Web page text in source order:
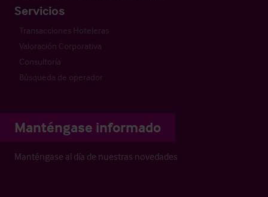
Servicios
Transacciones Hoteleras
Valoración Corporativa
Consultoría
Búsqueda de operador
Manténgase informado
Manténgase al día de nuestras novedades